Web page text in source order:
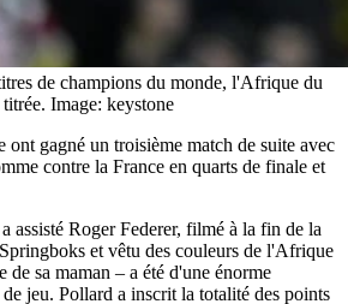
de champions du monde, l'Afrique du
Image: keystone
ont gagné un troisième match de suite avec
contre la France en quarts de finale et
assisté Roger Federer, filmé à la fin de la
et vêtu des couleurs de l'Afrique
sa maman – a été d'une énorme
jeu. Pollard a inscrit la totalité des points